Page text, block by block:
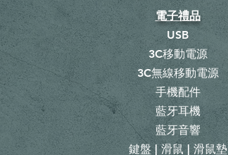
電子禮品
USB
3C移動電源
3C無線移動電源
手機配件
藍牙耳機
藍牙音響
鍵盤 | 滑鼠 | 滑鼠墊